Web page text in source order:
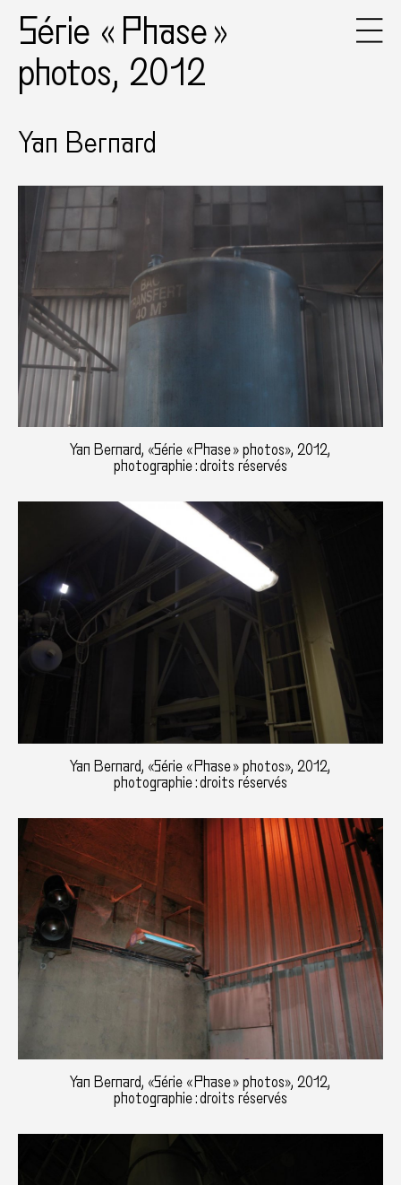
Série « Phase »
photos, 2012
Yan Bernard
Yan Bernard, «Série « Phase » photos», 2012,
photographie : droits réservés
Yan Bernard, «Série « Phase » photos», 2012,
photographie : droits réservés
Yan Bernard, «Série « Phase » photos», 2012,
photographie : droits réservés